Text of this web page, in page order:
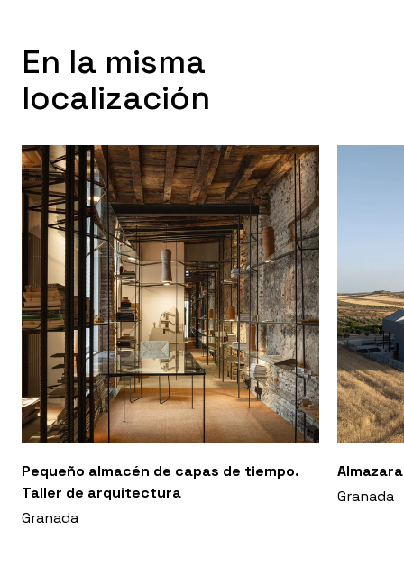
En la misma
localización
Pequeño almacén de capas de tiempo.
Taller de arquitectura
Granada
Granada